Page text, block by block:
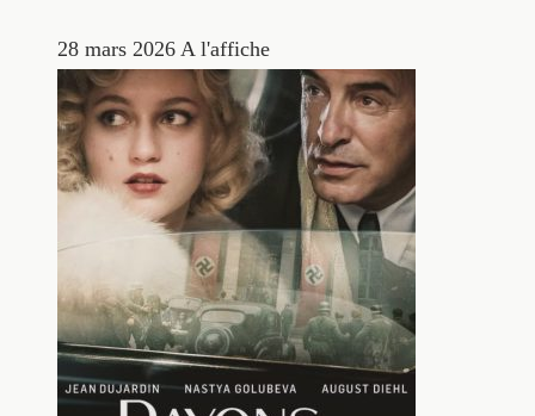
28 mars 2026 A l'affiche